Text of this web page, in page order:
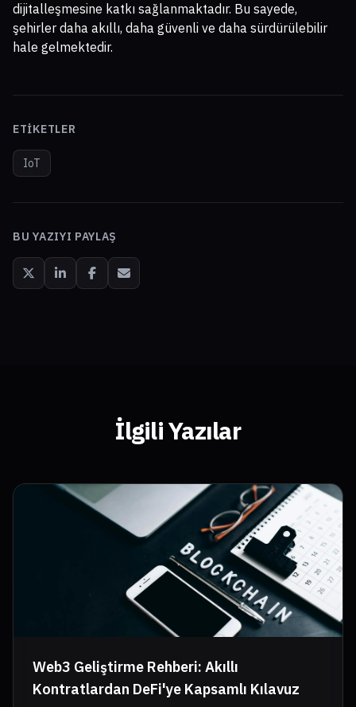
dijitalleşmesine katkı sağlanmaktadır. Bu sayede,
şehirler daha akıllı, daha güvenli ve daha sürdürülebilir
hale gelmektedir.
ETIKETLER
IoT
BU YAZIYI PAYLAŞ
İlgili Yazılar
Web3 Geliştirme Rehberi: Akıllı
Kontratlardan DeFi'ye Kapsamlı Kılavuz